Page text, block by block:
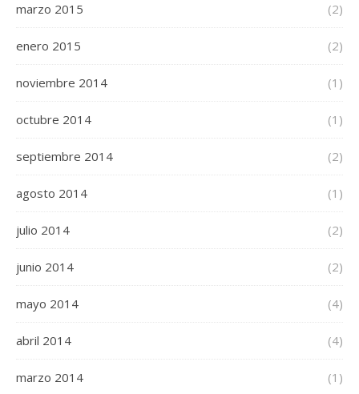
marzo 2015 (2)
enero 2015 (2)
noviembre 2014 (1)
octubre 2014 (1)
septiembre 2014 (2)
agosto 2014 (1)
julio 2014 (2)
junio 2014 (2)
mayo 2014 (4)
abril 2014 (4)
marzo 2014 (1)